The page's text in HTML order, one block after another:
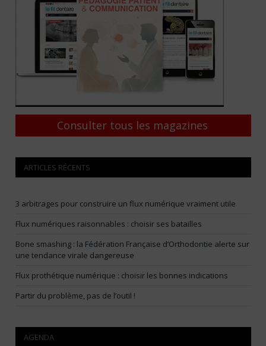
Consulter tous les magazines
ARTICLES RÉCENTS
3 arbitrages pour construire un flux numérique vraiment utile
Flux numériques raisonnables : choisir ses batailles
Bone smashing : la Fédération Française d’Orthodontie alerte sur
une tendance virale dangereuse
Flux prothétique numérique : choisir les bonnes indications
Partir du problème, pas de l’outil !
AGENDA